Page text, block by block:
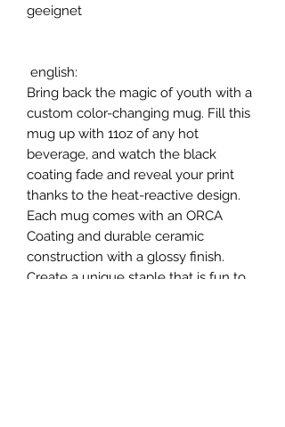
geeignet
english:
Bring back the magic of youth with a
custom color-changing mug. Fill this
mug up with 11oz of any hot
beverage, and watch the black
coating fade and reveal your print
thanks to the heat-reactive design.
Each mug comes with an ORCA
Coating and durable ceramic
construction with a glossy finish.
Create a unique staple that is fun to